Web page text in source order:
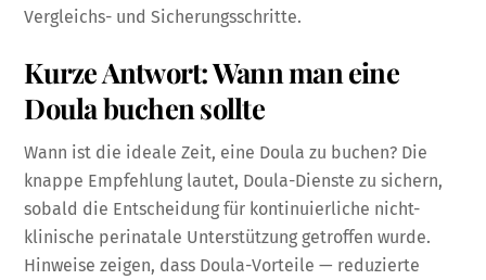
Vergleichs- und Sicherungsschritte.
Kurze Antwort: Wann man eine
Doula buchen sollte
Wann ist die ideale Zeit, eine Doula zu buchen? Die
knappe Empfehlung lautet, Doula-Dienste zu sichern,
sobald die Entscheidung für kontinuierliche nicht-
klinische perinatale Unterstützung getroffen wurde.
Hinweise zeigen, dass Doula-Vorteile — reduzierte